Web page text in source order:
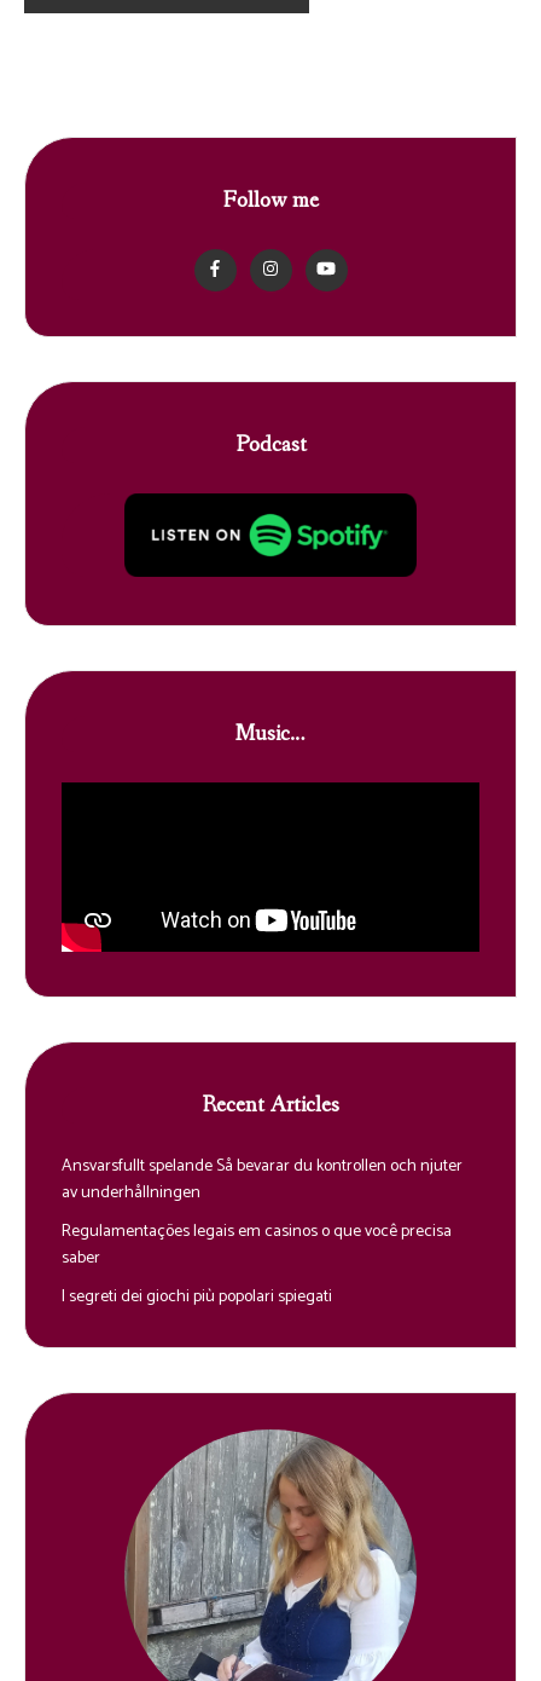
Follow me
Podcast
Music…
Recent Articles
Ansvarsfullt spelande Så bevarar du kontrollen och njuter
av underhållningen
Regulamentações legais em casinos o que você precisa
saber
I segreti dei giochi più popolari spiegati